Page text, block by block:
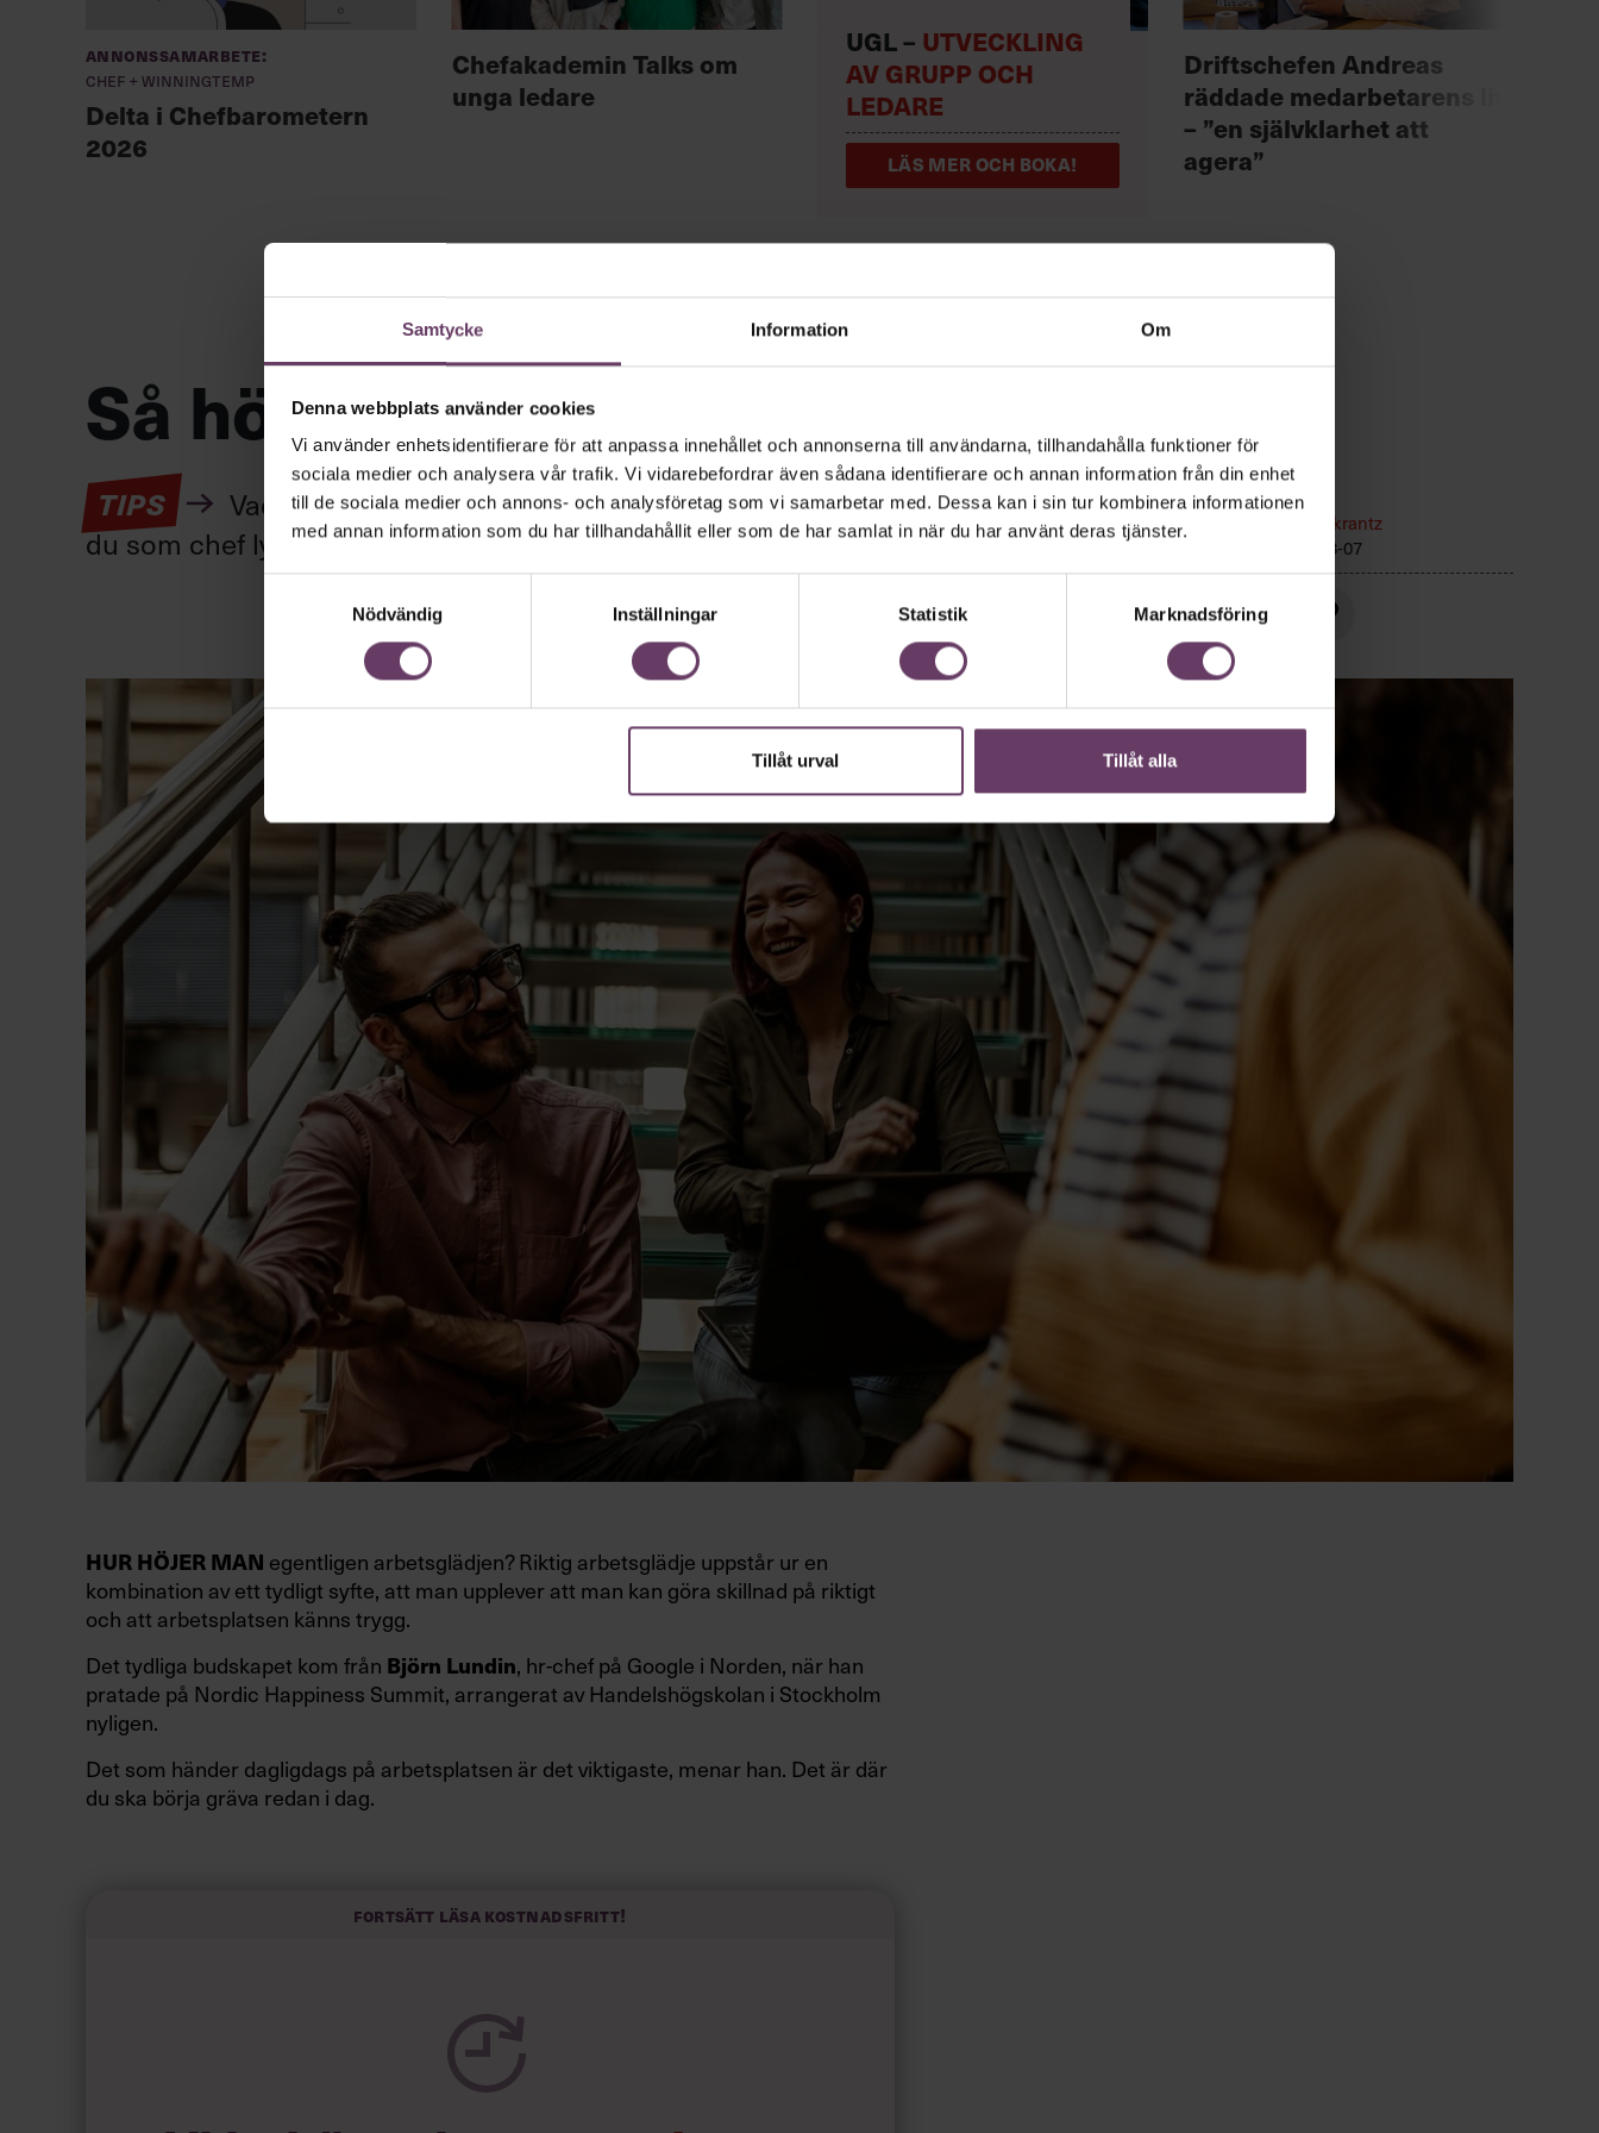
Samtycke Information Om
Denna webbplats använder cookies
Vi använder enhetsidentifierare för att anpassa innehållet och annonserna till användarna, tillhandahålla funktioner för
sociala medier och analysera vår trafik. Vi vidarebefordrar även sådana identifierare och annan information från din enhet
till de sociala medier och annons- och analysföretag som vi samarbetar med. Dessa kan i sin tur kombinera informationen
med annan information som du har tillhandahållit eller som de har samlat in när du har använt deras tjänster.
Nödvändig
Inställningar Statistik Marknadsföring
Tillåt urval Tillåt alla
Annonssamarbete:
Chef + Winningtemp
Delta i Chefbarometern
2026
Chefakademin Talks om
unga ledare
UGL – UTVECKLING
AV GRUPP OCH
LEDARE
LÄS MER OCH BOKA!
Driftschefen Andreas
räddade medarbetarens liv
– ”en självklarhet att
agera”
Så höjer du arbetsglädjen
TIPS
Vad är det egentligen som får medarbetarna att känna lust, och hur kan
du som chef lyfta arbetsglädjen? Här är tre tips från Googles nordiska hr-chef.
Arbetsmiljö
Sara Hammarkrantz
2026-08-07
HUR HÖJER MAN egentligen arbetsglädjen? Riktig arbetsglädje uppstår ur en
kombination av ett tydligt syfte, att man upplever att man kan göra skillnad på riktigt
och att arbetsplatsen känns trygg.
Det tydliga budskapet kom från Björn Lundin, hr-chef på Google i Norden, när han
pratade på Nordic Happiness Summit, arrangerat av Handelshögskolan i Stockholm
nyligen.
Det som händer dagligdags på arbetsplatsen är det viktigaste, menar han. Det är där
du ska börja gräva redan i dag.
Fortsätt läsa kostnadsfritt!